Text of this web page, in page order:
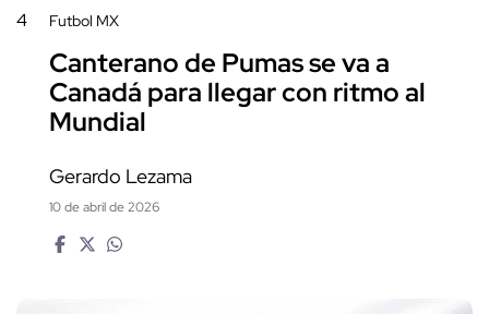
4 Futbol MX
Canterano de Pumas se va a
Canadá para llegar con ritmo al
Mundial
Gerardo Lezama
10 de abril de 2026